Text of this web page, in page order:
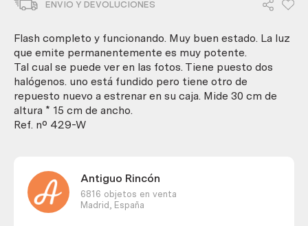
lx
4000.
Funcionando.
cantidad
ENVIO Y DEVOLUCIONES
Flash completo y funcionando. Muy buen estado. La luz
que emite permanentemente es muy potente.
Tal cual se puede ver en las fotos. Tiene puesto dos
halógenos. uno está fundido pero tiene otro de
repuesto nuevo a estrenar en su caja. Mide 30 cm de
altura * 15 cm de ancho.
Ref. nº 429-W
Antiguo Rincón
6816 objetos en venta
Madrid,
España